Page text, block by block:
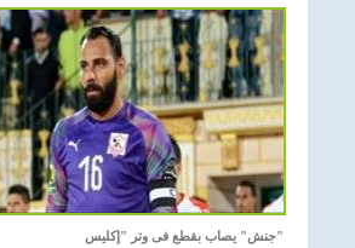
"جنش" يصاب بقطع فى وتر "إكليس